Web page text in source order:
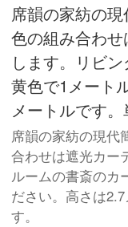
席韻の家紡の
色の組み合わ
します。リビ
黄色で1メート
メートルです。
席韻の家紡の現代
合わせは遮光カー
ルームの書斎のカ
ださい。高さは
す。